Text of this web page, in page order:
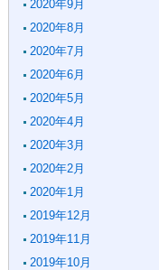
2020年9月
2020年8月
2020年7月
2020年6月
2020年5月
2020年4月
2020年3月
2020年2月
2020年1月
2019年12月
2019年11月
2019年10月